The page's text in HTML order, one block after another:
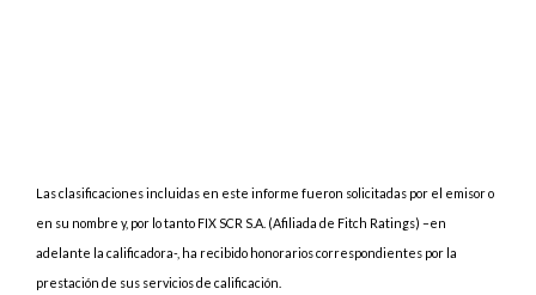
Las clasificaciones incluidas en este informe fueron solicitadas por el emisor o
en su nombre y, por lo tanto FIX SCR S.A. (Afiliada de Fitch Ratings) –en
adelante la calificadora-, ha recibido honorarios correspondientes por la
prestación de sus servicios de calificación.